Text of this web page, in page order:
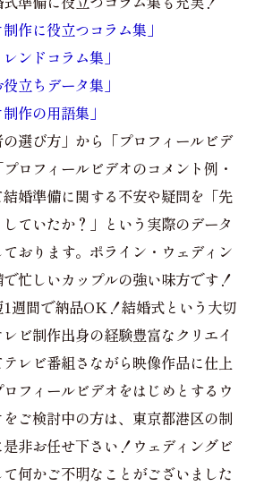
制作に役立つコラム集」
ンドコラム集」
立ちデータ集」
作の用語集」
の選び方」から「プロフィールビデ
ロフィールビデオのコメント例・
婚準備に関する不安や疑問を「先
ていたか？」という実際のデータ
おります。ポライン・ウェディン
忙しいカップルの強い味方です！
週間で納品OK！結婚式という大切
ビ制作出身の経験豊富なクリエイ
レビ番組さながら映像作品に仕上
フィールビデオをはじめとするウ
ご検討中の方は、東京都港区の制
非お任せ下さい！ウェディングビ
何かご不明なことがございました